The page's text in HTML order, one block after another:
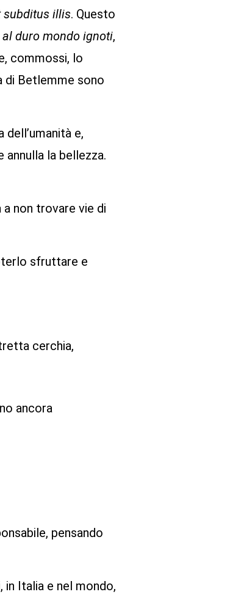
subditus illis. Questo
al duro mondo ignoti,
commossi, lo
di Betlemme sono
e,
annulla la bellezza.
non trovare vie di
sfruttare e
cerchia,
ancora
pensando
Italia e nel mondo,